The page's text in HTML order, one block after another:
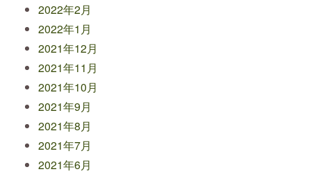
2022年2月
2022年1月
2021年12月
2021年11月
2021年10月
2021年9月
2021年8月
2021年7月
2021年6月